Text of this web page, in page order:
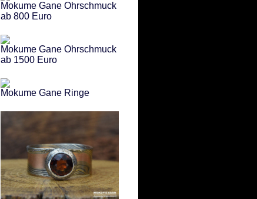
Mokume Gane Ohrschmuck
ab 800 Euro
Mokume Gane Ohrschmuck
ab 1500 Euro
Mokume Gane Ringe